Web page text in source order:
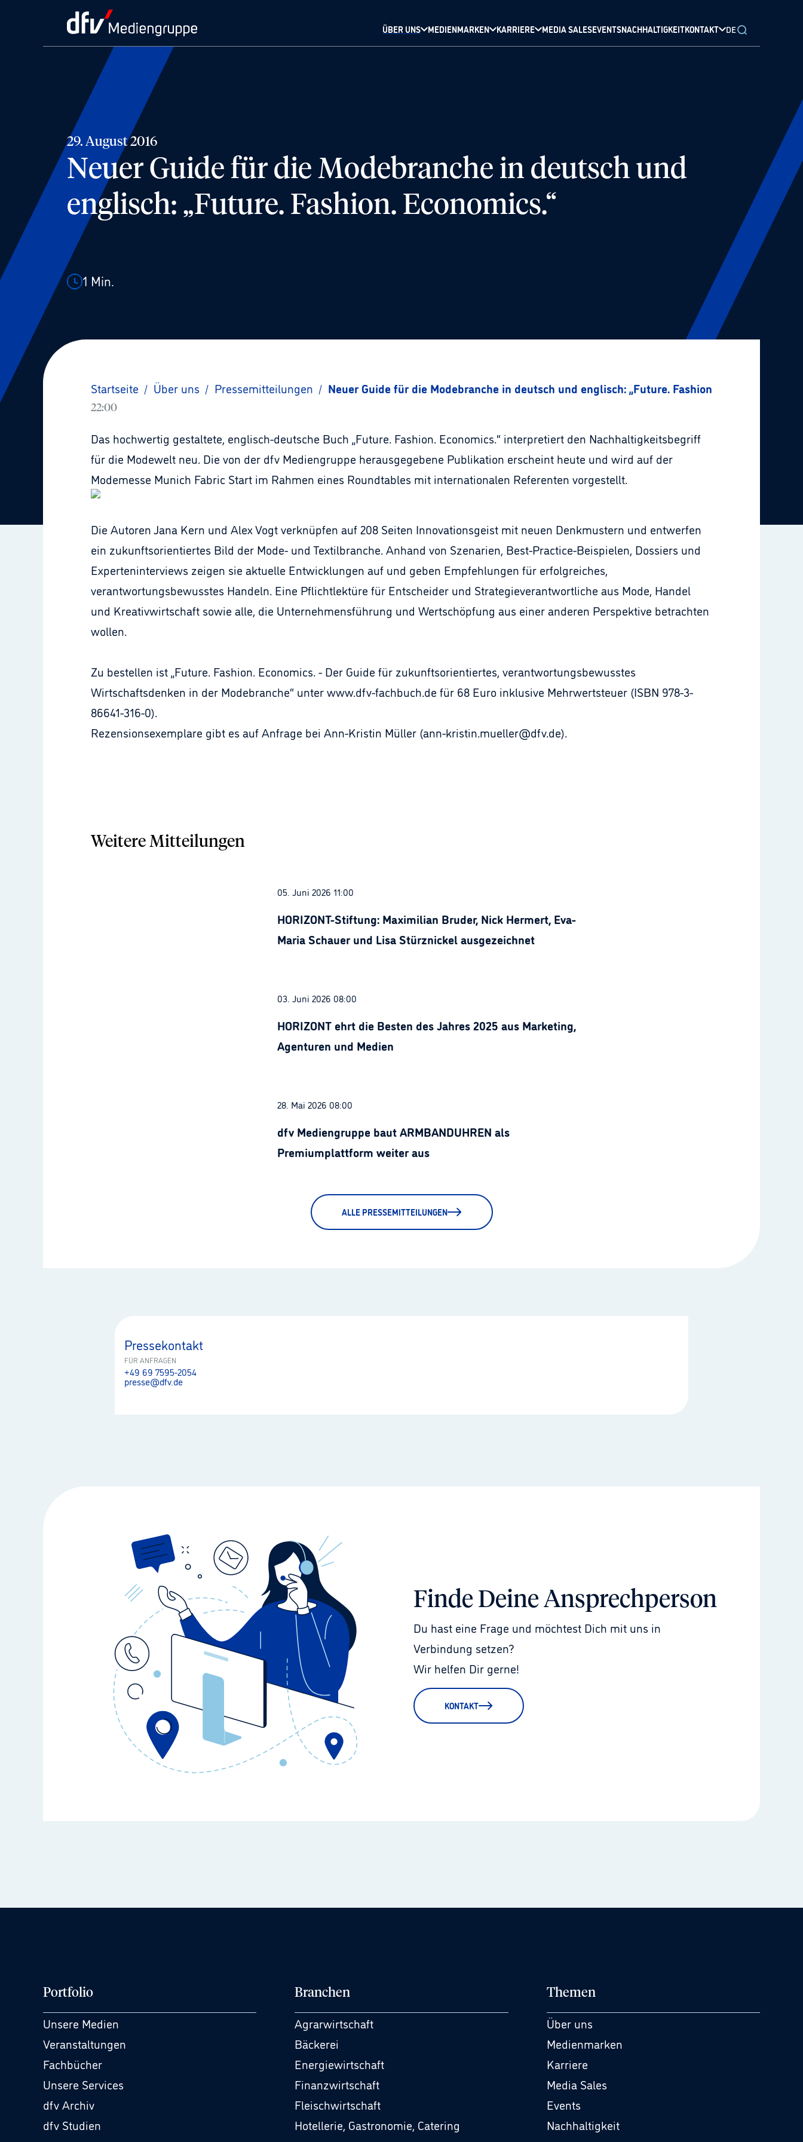
ÜBER UNS MEDIENMARKEN KARRIERE MEDIA SALESEVENTSNACHHALTIGKEITKONTAKT DE
29. August 2016
Neuer Guide für die Modebranche in deutsch und
englisch: „Future. Fashion. Economics.“
1 Min.
Startseite / Über uns / Pressemitteilungen / Neuer Guide für die Modebranche in deutsch und englisch: „Future. Fashion. Economics.“
22:00
Das hochwertig gestaltete, englisch-deutsche Buch „Future. Fashion. Economics.“ interpretiert den Nachhaltigkeitsbegriff
für die Modewelt neu. Die von der dfv Mediengruppe herausgegebene Publikation erscheint heute und wird auf der
Modemesse Munich Fabric Start im Rahmen eines Roundtables mit internationalen Referenten vorgestellt.
Die Autoren Jana Kern und Alex Vogt verknüpfen auf 208 Seiten Innovationsgeist mit neuen Denkmustern und entwerfen
ein zukunftsorientiertes Bild der Mode- und Textilbranche. Anhand von Szenarien, Best-Practice-Beispielen, Dossiers und
Experteninterviews zeigen sie aktuelle Entwicklungen auf und geben Empfehlungen für erfolgreiches,
verantwortungsbewusstes Handeln. Eine Pflichtlektüre für Entscheider und Strategieverantwortliche aus Mode, Handel
und Kreativwirtschaft sowie alle, die Unternehmensführung und Wertschöpfung aus einer anderen Perspektive betrachten
wollen.
Zu bestellen ist „Future. Fashion. Economics. - Der Guide für zukunftsorientiertes, verantwortungsbewusstes
Wirtschaftsdenken in der Modebranche“ unter www.dfv-fachbuch.de für 68 Euro inklusive Mehrwertsteuer (ISBN 978-3-
86641-316-0).
Rezensionsexemplare gibt es auf Anfrage bei Ann-Kristin Müller (ann-kristin.mueller@dfv.de).
Weitere Mitteilungen
05. Juni 2026 11:00
HORIZONT-Stiftung: Maximilian Bruder, Nick Hermert, Eva-
Maria Schauer und Lisa Stürznickel ausgezeichnet
03. Juni 2026 08:00
HORIZONT ehrt die Besten des Jahres 2025 aus Marketing,
Agenturen und Medien
28. Mai 2026 08:00
dfv Mediengruppe baut ARMBANDUHREN als
Premiumplattform weiter aus
ALLE PRESSEMITTEILUNGEN
Pressekontakt
FÜR ANFRAGEN
+49 69 7595-2054
presse@dfv.de
Finde Deine Ansprechperson
Du hast eine Frage und möchtest Dich mit uns in
Verbindung setzen?
Wir helfen Dir gerne!
KONTAKT
Portfolio
Unsere Medien
Veranstaltungen
Fachbücher
Unsere Services
dfv Archiv
dfv Studien
Branchen
Agrarwirtschaft
Bäckerei
Energiewirtschaft
Finanzwirtschaft
Fleischwirtschaft
Hotellerie, Gastronomie, Catering
Themen
Über uns
Medienmarken
Karriere
Media Sales
Events
Nachhaltigkeit